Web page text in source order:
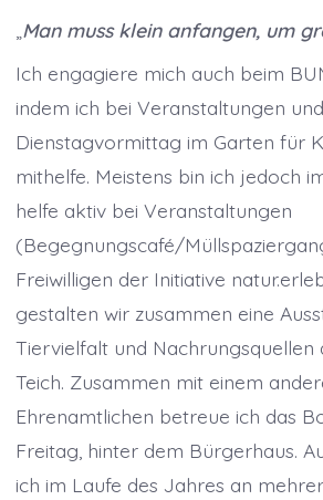
Man muss klein anfangen, um
Ich engagiere mich auch beim
indem ich bei Veranstaltungen
Dienstagvormittag im Garten für
mithelfe. Meistens bin ich jedoch
helfe aktiv bei Veranstaltungen
(Begegnungscafé/
Freiwilligen der Initiative
gestalten wir zusammen eine
Tiervielfalt und Nachrungsquellen
Teich. Zusammen mit einem
Ehrenamtlichen betreue ich das
Freitag, hinter dem Bürgerhaus.
ich im Laufe des Jahres an